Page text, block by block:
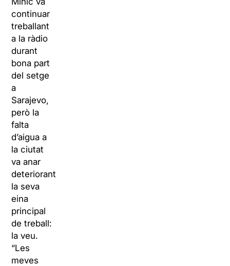
continuar
treballant
a la ràdio
durant
bona part
del setge
a
Sarajevo,
però la
falta
d’aigua a
la ciutat
va anar
deteriorant
la seva
eina
principal
de treball:
la veu.
“Les
meves